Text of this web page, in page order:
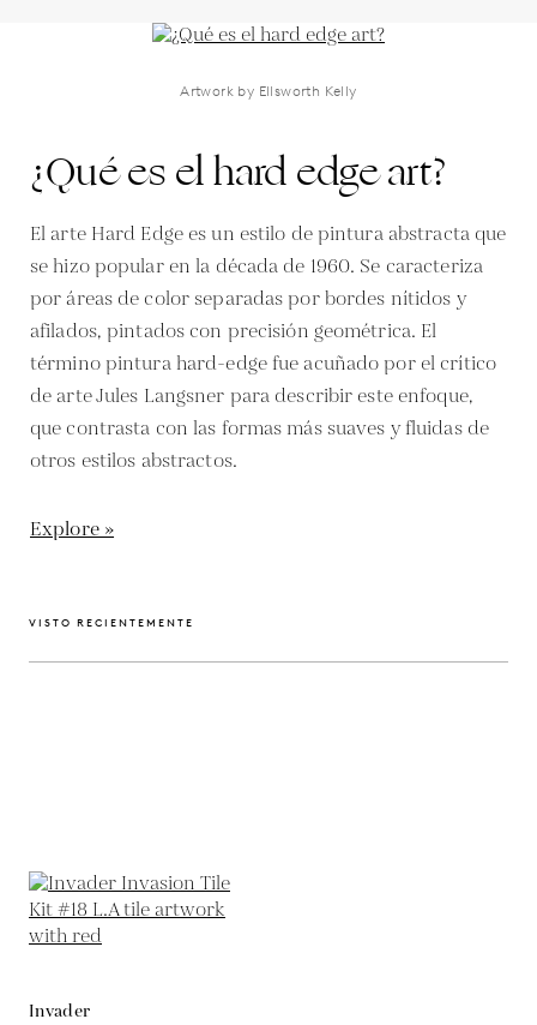
Artwork by Ellsworth Kelly
¿Qué es el hard edge art?
El arte Hard Edge es un estilo de pintura abstracta que
se hizo popular en la década de 1960. Se caracteriza
por áreas de color separadas por bordes nítidos y
afilados, pintados con precisión geométrica. El
término pintura hard-edge fue acuñado por el crítico
de arte Jules Langsner para describir este enfoque,
que contrasta con las formas más suaves y fluidas de
otros estilos abstractos.
Explore »
VISTO RECIENTEMENTE
Invader